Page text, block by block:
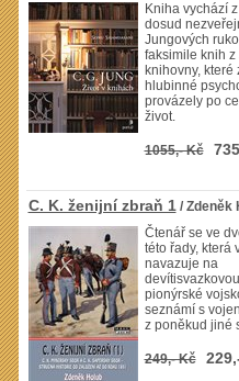
Kniha vychází
dosud
Jungových
faksimile knih z
knihovny, které
hlubinné
provázely po
život.
1055,- Kč
C. K. ženijní zbraň 1/ Zdeněk
Čtenář se ve
této řady, která
navazuje na
pionýrské
seznámí s
z poněkud jiné
249,- Kč